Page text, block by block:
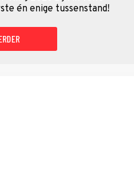
én enige tussenstand!